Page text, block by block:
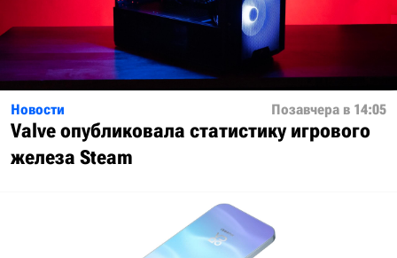
Новости Позавчера в 14:05
Valve опубликовала статистику игрового
железа Steam